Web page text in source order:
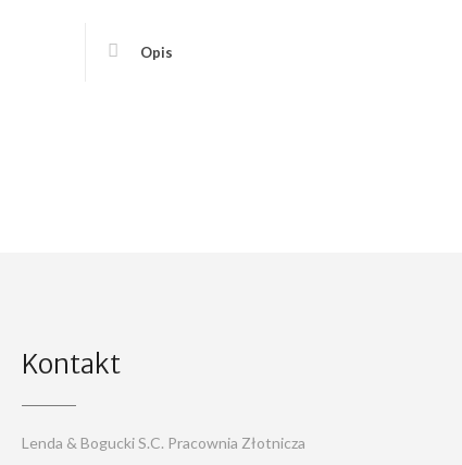
Opis
Kontakt
Lenda & Bogucki S.C. Pracownia Złotnicza